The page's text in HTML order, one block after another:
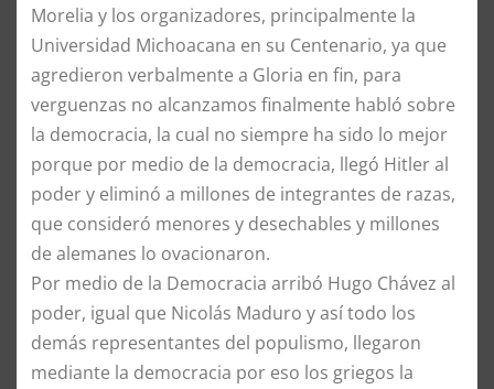
Morelia y los organizadores, principalmente la
Universidad Michoacana en su Centenario, ya que
agredieron verbalmente a Gloria en fin, para
verguenzas no alcanzamos finalmente habló sobre
la democracia, la cual no siempre ha sido lo mejor
porque por medio de la democracia, llegó Hitler al
poder y eliminó a millones de integrantes de razas,
que consideró menores y desechables y millones
de alemanes lo ovacionaron.
​Por medio de la Democracia arribó Hugo Chávez al
poder, igual que Nicolás Maduro y así todo los
demás representantes del populismo, llegaron
mediante la democracia por eso los griegos la